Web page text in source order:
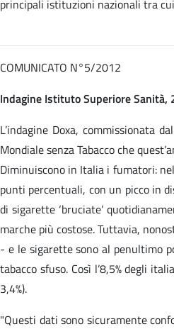
principali istituzioni nazionali tra
COMUNICATO N°5/2012
Indagine Istituto Superiore
L’indagine Doxa, commissionata
Mondiale senza Tabacco che
Diminuiscono in Italia i fumatori:
punti percentuali, con un picco in
di sigarette ‘bruciate’
marche più costose. Tuttavia,
- e le sigarette sono al penultimo
tabacco sfuso. Così l’8,5% degli
3,4%).
"Questi dati sono sicuramente